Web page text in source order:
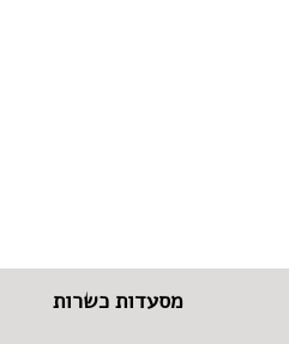
מסעדות כשרות